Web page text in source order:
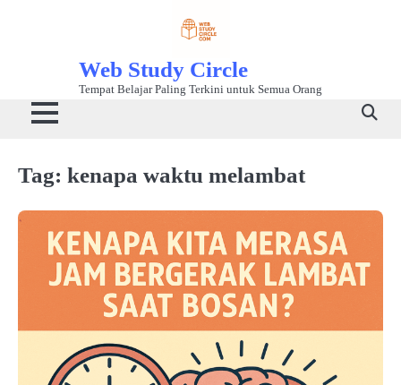
Web Study Circle
Tempat Belajar Paling Terkini untuk Semua Orang
Tag: kenapa waktu melambat